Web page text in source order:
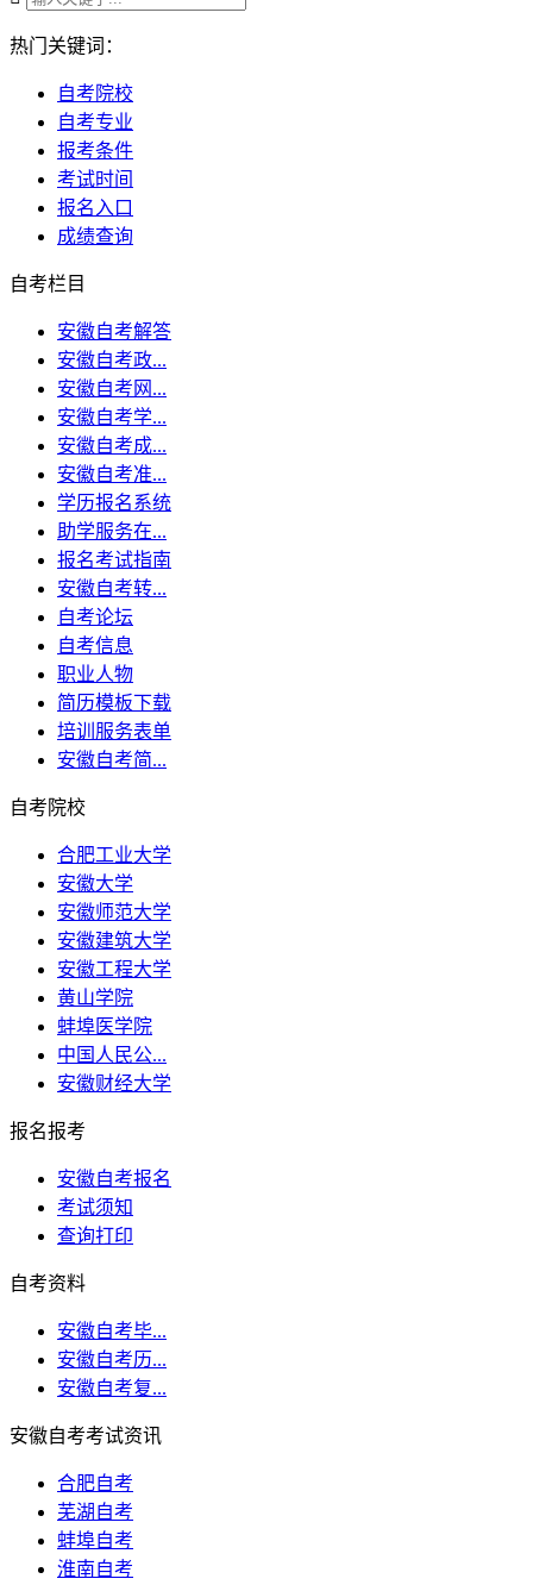
热门关键词：
自考院校
自考专业
报考条件
考试时间
报名入口
成绩查询
自考栏目
安徽自考解答
安徽自考政...
安徽自考网...
安徽自考学...
安徽自考成...
安徽自考准...
学历报名系统
助学服务在...
报名考试指南
安徽自考转...
自考论坛
自考信息
职业人物
简历模板下载
培训服务表单
安徽自考简...
自考院校
合肥工业大学
安徽大学
安徽师范大学
安徽建筑大学
安徽工程大学
黄山学院
蚌埠医学院
中国人民公...
安徽财经大学
报名报考
安徽自考报名
考试须知
查询打印
自考资料
安徽自考毕...
安徽自考历...
安徽自考复...
安徽自考考试资讯
合肥自考
芜湖自考
蚌埠自考
淮南自考